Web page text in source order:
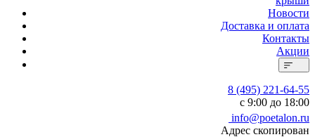
Новости
Доставка и оплата
Контакты
Акции
8 (495) 221-64-55
с 9:00 до 18:00
info@poetalon.ru
Адрес скопирован